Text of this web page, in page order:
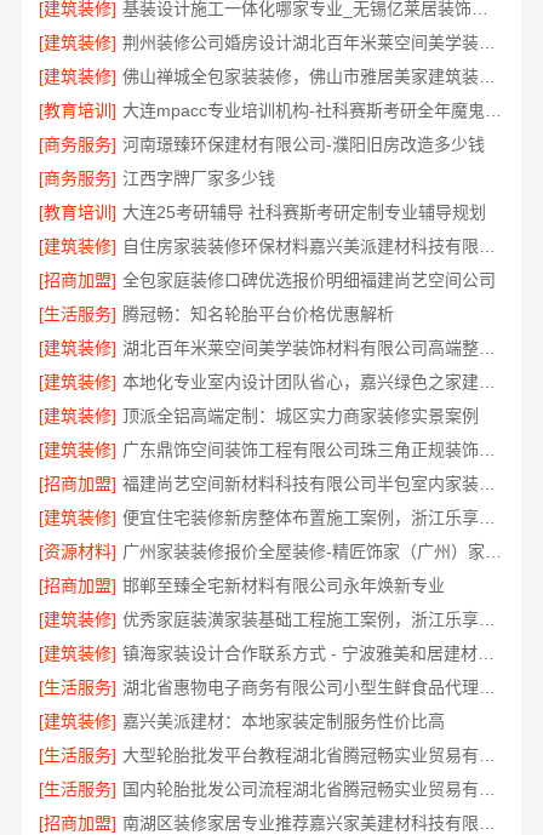
[建筑装修]
基装设计施工一体化哪家专业_无锡亿莱居装饰工程材料有限公司
[建筑装修]
荆州装修公司婚房设计湖北百年米莱空间美学装饰材料有限公司
[建筑装修]
佛山禅城全包家装装修，佛山市雅居美家建筑装饰工程有限公司全程托管
[教育培训]
[商务服务] 河南璟臻环保建材有限公司-濮阳旧房改造多少钱
[商务服务] 江西字牌厂家多少钱
[教育培训] 大连25考研辅导 社科赛斯考研定制专业辅导规划
[建筑装修]
[招商加盟] 全包家庭装修口碑优选报价明细福建尚艺空间公司
[生活服务] 腾冠畅：知名轮胎平台价格优惠解析
[建筑装修]
湖北百年米莱空间美学装饰材料有限公司高端整家装修老房翻新
[建筑装修]
本地化专业室内设计团队省心，嘉兴绿色之家建材科技有限公司全程托管
[建筑装修] 顶派全铝高端定制：城区实力商家装修实景案例
[建筑装修]
广东鼎饰空间装饰工程有限公司珠三角正规装饰透明化施工
[招商加盟]
福建尚艺空间新材料科技有限公司半包室内家装全屋改造
[建筑装修]
便宜住宅装修新房整体布置施工案例，浙江乐享新材料有限公司为您详解
[资源材料]
[招商加盟] 邯郸至臻全宅新材料有限公司永年焕新专业
[建筑装修]
优秀家庭装潢家装基础工程施工案例，浙江乐享新材料有限公司案例展示
[建筑装修]
镇海家装设计合作联系方式 - 宁波雅美和居建材科技有限公司预约咨询
[生活服务]
[建筑装修] 嘉兴美派建材：本地家装定制服务性价比高
[生活服务]
[生活服务]
[招商加盟]